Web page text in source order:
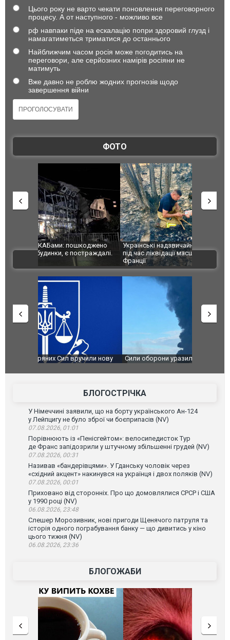
Цього року не варто чекати поновлення переговорного
процесу. А от наступного - можливо все
рф навпаки піде на ескалацію попри здоровий глузд і
намагатиметься триматися до останнього
Найближчим часом росія може погодитись на
переговори, але серйозних намірів росіяни не
матимуть
Вже давно не роблю жодних прогнозів щодо
завершення війни
ФОТО
Українські надзвичайники врятували козуленя
під час ліквідації масштабної лісової пожежі у
СБУ за
Болгарії
ВІДЕО
Сили оборони уразили Ярославський НПЗ:
атаку. ВІДЕО
Неймар
БЛОГОСТРІЧКА
У Німеччині заявили, що на борту українського Ан-124
у Лейпцигу не було зброї чи боєприпасів (NV)
07.08.2026, 01:01
Порівнюють із «Пенісгейтом»: велосипедисток Тур
де Франс запідозрили у штучному збільшенні грудей (NV)
07.08.2026, 00:31
Називав «бандерівцями». У Гданську чоловік через
«східний акцент» накинувся на українця і двох поляків (NV)
07.08.2026, 00:01
Приховано від сторонніх. Про що домовлялися СРСР і США
у 1990 році (NV)
06.08.2026, 23:48
Слешер Морозивник, нові пригоди Щенячого патруля та
історія одного пограбування банку — що дивитись у кіно
цього тижня (NV)
06.08.2026, 23:36
БЛОГОЖАБИ